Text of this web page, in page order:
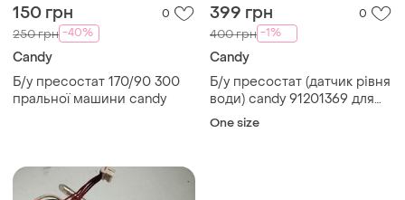
150 грн 0
250 грн -40%
Candy
Б/у пресостат 170/90 300
пральної машини candy
399 грн 0
400 грн -1%
Candy
Б/у пресостат (датчик рівня
води) candy 91201369 для
пральної машини
One size